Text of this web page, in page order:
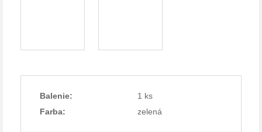
Balenie:
1 ks
Farba:
zelená